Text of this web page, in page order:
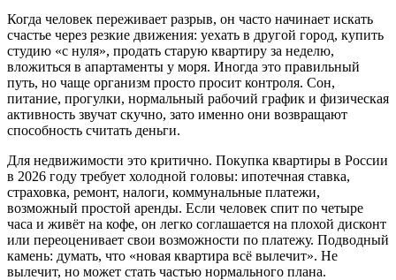
Когда человек переживает разрыв, он часто начинает искать
счастье через резкие движения: уехать в другой город, купить
студию «с нуля», продать старую квартиру за неделю,
вложиться в апартаменты у моря. Иногда это правильный
путь, но чаще организм просто просит контроля. Сон,
питание, прогулки, нормальный рабочий график и физическая
активность звучат скучно, зато именно они возвращают
способность считать деньги.
Для недвижимости это критично. Покупка квартиры в России
в 2026 году требует холодной головы: ипотечная ставка,
страховка, ремонт, налоги, коммунальные платежи,
возможный простой аренды. Если человек спит по четыре
часа и живёт на кофе, он легко соглашается на плохой дисконт
или переоценивает свои возможности по платежу. Подводный
камень: думать, что «новая квартира всё вылечит». Не
вылечит, но может стать частью нормального плана.